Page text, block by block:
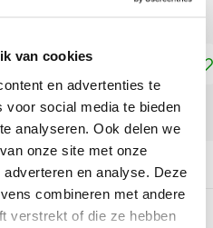
van cookies
en advertenties te
voor social media te bieden
analyseren. Ook delen we
onze site met onze
en analyse. Deze
combineren met andere
verstrekt of die ze hebben
aan winkelwagen